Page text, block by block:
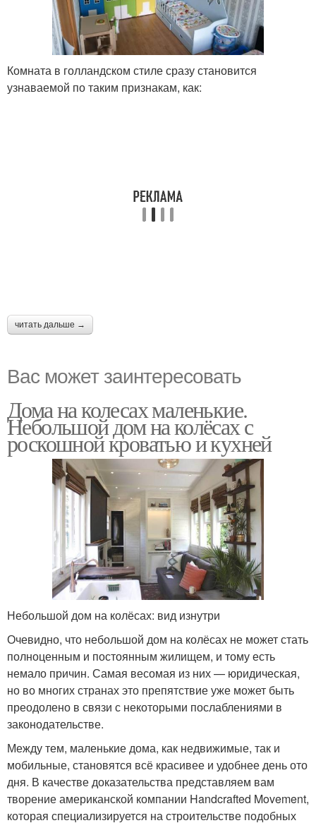
Комната в голландском стиле сразу становится
узнаваемой по таким признакам, как:
читать дальше →
Вас может заинтересовать
Дома на колесах маленькие.
Небольшой дом на колёсах с
роскошной кроватью и кухней
Небольшой дом на колёсах: вид изнутри
Очевидно, что небольшой дом на колёсах не может стать
полноценным и постоянным жилищем, и тому есть
немало причин. Самая весомая из них — юридическая,
но во многих странах это препятствие уже может быть
преодолено в связи с некоторыми послаблениями в
законодательстве.
Между тем, маленькие дома, как недвижимые, так и
мобильные, становятся всё красивее и удобнее день ото
дня. В качестве доказательства представляем вам
творение американской компании Handcrafted Movement,
которая специализируется на строительстве подобных